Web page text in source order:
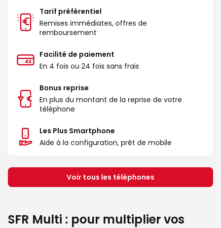
Tarif préférentiel
Remises immédiates, offres de
remboursement
Facilité de paiement
En 4 fois ou 24 fois sans frais
Bonus reprise
En plus du montant de la reprise de votre
téléphone
Les Plus Smartphone
Aide à la configuration, prêt de mobile
Voir tous les téléphones
SFR Multi : pour multiplier vos